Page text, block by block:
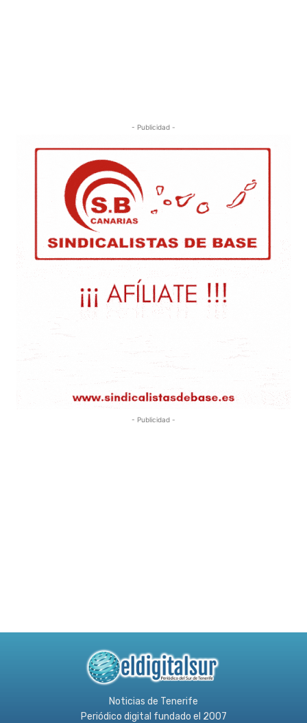
- Publicidad -
- Publicidad -
Noticias de Tenerife
Periódico digital fundado el 2007